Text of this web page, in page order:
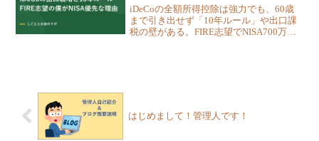
iDeCoの全額所得控除は強力でも、60歳
まで引き出せず「10年ルール」や出口課
税の壁がある。FIRE志望でNISA700万を
はじめまして！管理人です！